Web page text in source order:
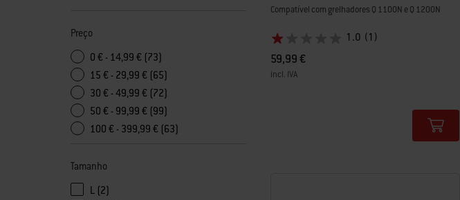
Preço
0 € - 14,99 € (73)
15 € - 29,99 € (65)
30 € - 49,99 € (72)
50 € - 99,99 € (99)
100 € - 399,99 € (63)
Tamanho
L (2)
Compatível com grelhadores Q 1100N e Q 1200N
1.0 (1)
59,99 €
incl. IVA